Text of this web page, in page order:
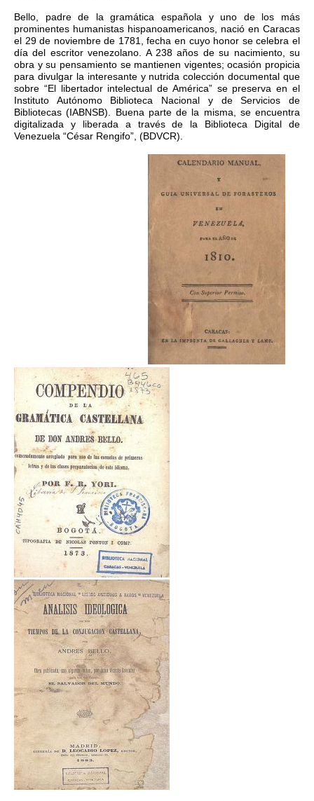
Bello, padre de la gramática española y uno de los más
prominentes humanistas hispanoamericanos, nació en Caracas
el 29 de noviembre de 1781, fecha en cuyo honor se celebra el
día del escritor venezolano. A 238 años de su nacimiento, su
obra y su pensamiento se mantienen vigentes; ocasión propicia
para divulgar la interesante y nutrida colección documental que
sobre “El libertador intelectual de América” se preserva en el
Instituto Autónomo Biblioteca Nacional y de Servicios de
Bibliotecas (IABNSB). Buena parte de la misma, se encuentra
digitalizada y liberada a través de la Biblioteca Digital de
Venezuela “César Rengifo”, (BDVCR).